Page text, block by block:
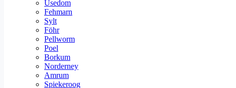
Usedom
Fehmarn
Sylt
Föhr
Pellworm
Poel
Borkum
Norderney
Amrum
Spiekeroog